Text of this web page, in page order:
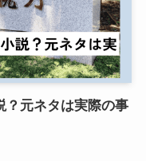
？元ネタは実際の事